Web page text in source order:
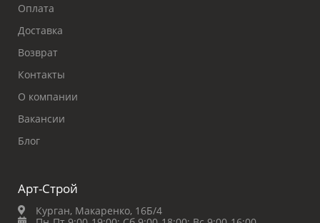
Оплата
Доставка
Возврат
Контакты
О компании
Вакансии
Блог
Арт-Строй
Курган, Макаренко, 16Б/4